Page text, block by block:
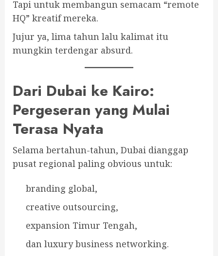
Tapi untuk membangun semacam “remote
HQ” kreatif mereka.
Jujur ya, lima tahun lalu kalimat itu
mungkin terdengar absurd.
Dari Dubai ke Kairo:
Pergeseran yang Mulai
Terasa Nyata
Selama bertahun-tahun, Dubai dianggap
pusat regional paling obvious untuk:
branding global,
creative outsourcing,
expansion Timur Tengah,
dan luxury business networking.